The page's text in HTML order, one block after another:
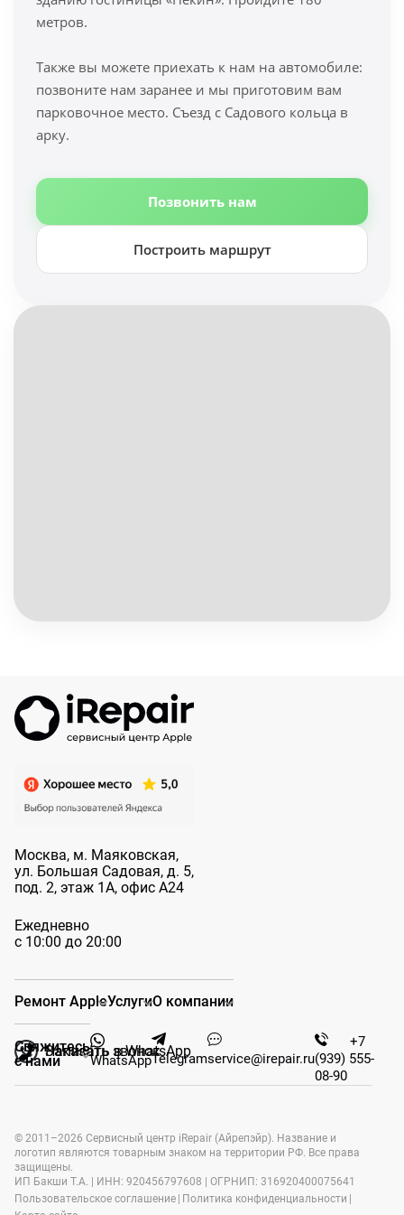
метров.
Также вы можете приехать к нам на автомобиле:
позвоните нам заранее и мы приготовим вам
парковочное место. Съезд с Садового кольца в
арку.
Позвонить нам
Построить маршрут
Москва, м. Маяковская,
ул. Большая Садовая, д. 5,
под. 2, этаж 1А, офис А24
Ежедневно
с 10:00 до 20:00
Заказать звонок
Написать в WhatsApp
Ремонт AppleУслугиО компании
Свяжитесь
с нами
WhatsAppTelegramservice@irepair.ru
+7
(939) 555-
08-90
© 2011–2026 Сервисный центр iRepair (Айрепэйр). Название и
логотип являются товарным знаком на территории РФ. Все права
защищены.
ИП Бакши Т.А. | ИНН: 920456797608 | ОГРНИП: 316920400075641
Пользовательское соглашение | Политика конфиденциальности |